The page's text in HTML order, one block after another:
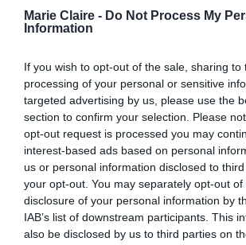
Marie Claire - Do Not Process My
Information
If you wish to opt-out of the sale, sharing to
processing of your personal or sensitive
targeted advertising by us, please use the
section to confirm your selection. Please
opt-out request is processed you may
interest-based ads based on personal
us or personal information disclosed to
your opt-out. You may separately opt-out
disclosure of your personal information by
IAB’s list of downstream participants. This
also be disclosed by us to third parties on
συναντά το Drive με
Pattinsonπου βάζει φωτιά στην
τον Benny Safdie και την
Jennifer
Η ταινία, που ενθουσίασε κοινό
στις Κάννες τον Μάιο του 2017,
για Χρυσό Φοίνικα, ενώ ανάμεσα
των παραγωγών συναντάμε τον
Κασιδόκωστα – Λάτσηκαι το
Fund(«American Made», «Jane Got